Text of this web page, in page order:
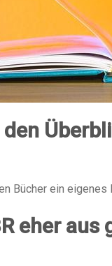
Bücher ein
eher